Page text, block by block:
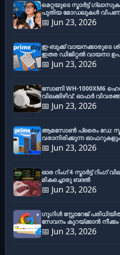
മെറ്റയുടെ സ്മാർട്ട്
പുതിയ മോഡലുകൾ
📅 Jun 23, 2026
ഇ-ബുക്ക് വായനക്കാരുടെ
ഇതര ഡിജിറ്റൽ വായനാ
📅 Jun 23, 2026
സോണി WH-
വിലക്കിഴിവ്: ഓഫർ
📅 Jun 23, 2026
ആമസോൺ പ്രൈം ഡേ:
വരാനിരിക്കുന്ന
📅 Jun 23, 2026
ഓര റിംഗ് 4 സ്മാർട്ട് റിംഗ്
മികച്ചൊരു ബദൽ
📅 Jun 23, 2026
ഗൂഗിൾ സ്റ്റോറേജ്
സേവനം കുറയ്ക്കാൻ നീക്കം
📅 Jun 23, 2026